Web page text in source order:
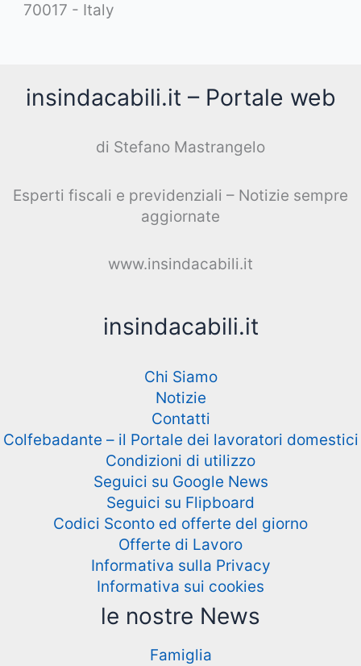
70017 - Italy
insindacabili.it – Portale web
di Stefano Mastrangelo
Esperti fiscali e previdenziali – Notizie sempre
aggiornate
www.insindacabili.it
insindacabili.it
Chi Siamo
Notizie
Contatti
Colfebadante – il Portale dei lavoratori domestici
Condizioni di utilizzo
Seguici su Google News
Seguici su Flipboard
Codici Sconto ed offerte del giorno
Offerte di Lavoro
Informativa sulla Privacy
Informativa sui cookies
le nostre News
Famiglia